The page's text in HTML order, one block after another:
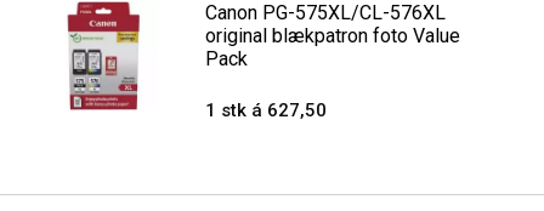
Canon PG-575XL/CL-576XL
original blækpatron foto Value
Pack
1 stk á 627,50